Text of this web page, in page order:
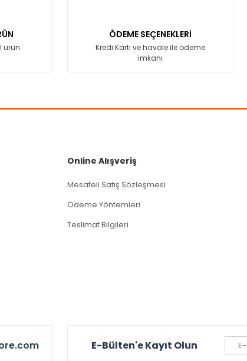
ürün
ÖDEME SEÇENEKLERİ
Kredi Kartı ve havale ile ödeme
imkanı
Online Alışveriş
Mesafeli Satış Sözleşmesi
Ödeme Yöntemleri
Teslimat Bilgileri
E-Bülten'e Kayıt Olun